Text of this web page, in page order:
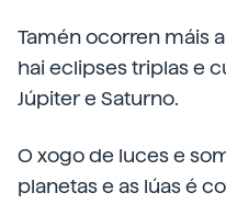
Tamén ocorren máis
hai eclipses triplas e
Júpiter e Saturno.
O xogo de luces e
planetas e as lúas é